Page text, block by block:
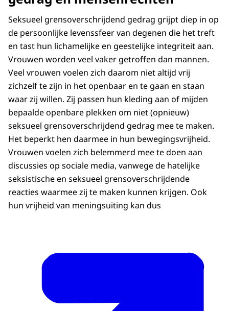
Seksueel grensoverschrijdend gedrag grijpt diep in op
de persoonlijke levenssfeer van degenen die het treft
en tast hun lichamelijke en geestelijke integriteit aan.
Vrouwen worden veel vaker getroffen dan mannen.
Veel vrouwen voelen zich daarom niet altijd vrij
zichzelf te zijn in het openbaar en te gaan en staan
waar zij willen. Zij passen hun kleding aan of mijden
bepaalde openbare plekken om niet (opnieuw)
seksueel grensoverschrijdend gedrag mee te maken.
Het beperkt hen daarmee in hun bewegingsvrijheid.
Vrouwen voelen zich belemmerd mee te doen aan
discussies op sociale media, vanwege de hatelijke
seksistische en seksueel grensoverschrijdende
reacties waarmee zij te maken kunnen krijgen. Ook
hun vrijheid van meningsuiting kan dus